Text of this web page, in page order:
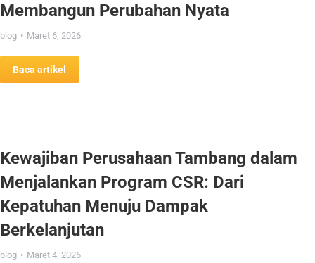
Membangun Perubahan Nyata
blog Maret 6, 2026
Baca artikel
Kewajiban Perusahaan Tambang dalam
Menjalankan Program CSR: Dari
Kepatuhan Menuju Dampak
Berkelanjutan
blog Maret 4, 2026